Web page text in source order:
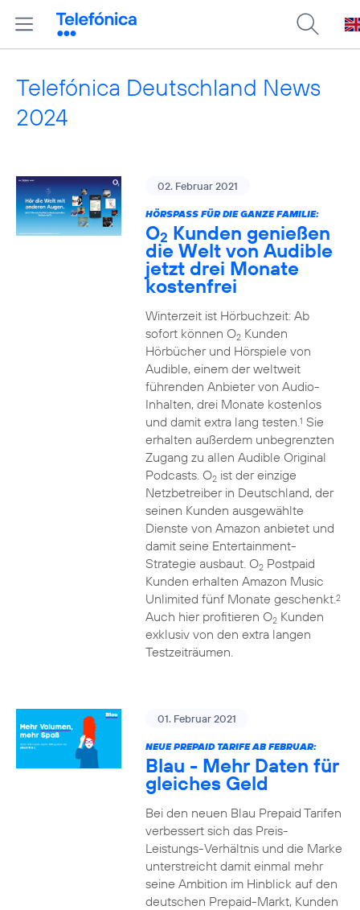
Telefónica Deutschland News
2024
02. Februar 2021
HÖRSPASS FÜR DIE GANZE FAMILIE:
O2 Kunden genießen
die Welt von Audible
jetzt drei Monate
kostenfrei
Winterzeit ist Hörbuchzeit: Ab
sofort können O2Kunden
Hörbücher und Hörspiele von
Audible, einem der weltweit
führenden Anbieter von Audio-
Inhalten, drei Monate kostenlos
und damit extra lang testen.1 Sie
erhalten außerdem unbegrenzten
Zugang zu allen Audible Original
Podcasts. O2ist der einzige
Netzbetreiber in Deutschland, der
seinen Kunden ausgewählte
Dienste von Amazon anbietet und
damit seine Entertainment-
Strategie ausbaut. O2Postpaid
Kunden erhalten Amazon Music
Unlimited fünf Monate geschenkt.2
Auch hier profitieren O2Kunden
exklusiv von den extra langen
Testzeiträumen.
01. Februar 2021
NEUE PREPAID TARIFE AB FEBRUAR:
Blau - Mehr Daten für
gleiches Geld
Bei den neuen Blau Prepaid Tarifen
verbessert sich das Preis-
Leistungs-Verhältnis und die Marke
unterstreicht damit einmal mehr
seine Ambition im Hinblick auf den
deutschen Prepaid-Markt, Kunden